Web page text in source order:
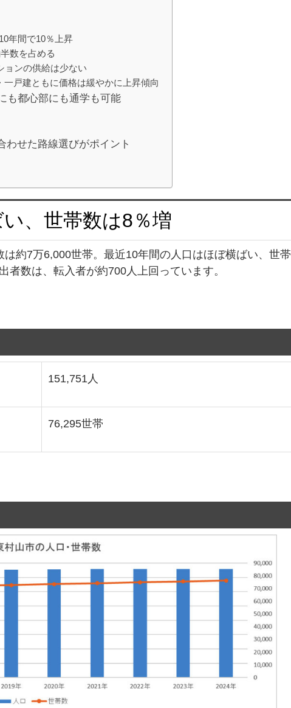
年間で10％上昇
数を占める
ョンの供給は少ない
戸建ともに価格は緩やかに上昇傾向
も都心部にも通学も可能
わせた路線選びがポイント
、世帯数は8％増
約7万6,000世帯。最近10年間の人口はほぼ横ばい、世帯
数は、転入者が約700人上回っています。
151,751人
76,295世帯